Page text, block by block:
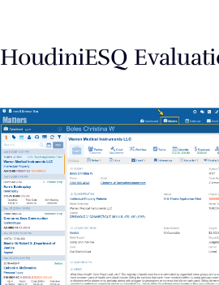
HoudiniESQ